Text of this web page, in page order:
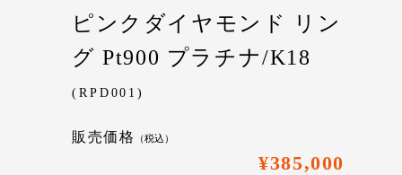
ピンクダイヤモンド リン
グ Pt900 プラチナ/K18
(RPD001)
販売価格 （税込）
¥385,000